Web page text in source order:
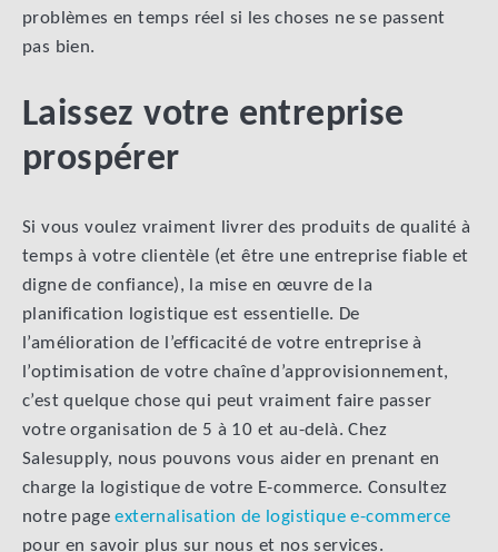
problèmes en temps réel si les choses ne se passent
pas bien.
Laissez votre entreprise
prospérer
Si vous voulez vraiment livrer des produits de qualité à
temps à votre clientèle (et être une entreprise fiable et
digne de confiance), la mise en œuvre de la
planification logistique est essentielle. De
l’amélioration de l’efficacité de votre entreprise à
l’optimisation de votre chaîne d’approvisionnement,
c’est quelque chose qui peut vraiment faire passer
votre organisation de 5 à 10 et au-delà. Chez
Salesupply, nous pouvons vous aider en prenant en
charge la logistique de votre E-commerce. Consultez
notre pageexternalisation de logistique e-commerce
pour en savoir plus sur nous et nos services.